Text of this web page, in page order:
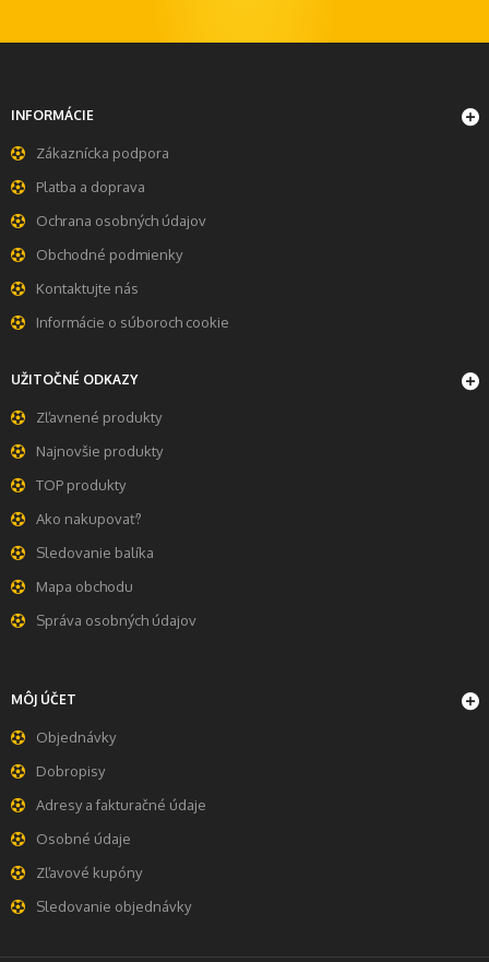
INFORMÁCIE
Zákaznícka podpora
Platba a doprava
Ochrana osobných údajov
Obchodné podmienky
Kontaktujte nás
Informácie o súboroch cookie
UŽITOČNÉ ODKAZY
Zľavnené produkty
Najnovšie produkty
TOP produkty
Ako nakupovať?
Sledovanie balíka
Mapa obchodu
Správa osobných údajov
MÔJ ÚČET
Objednávky
Dobropisy
Adresy a fakturačné údaje
Osobné údaje
Zľavové kupóny
Sledovanie objednávky